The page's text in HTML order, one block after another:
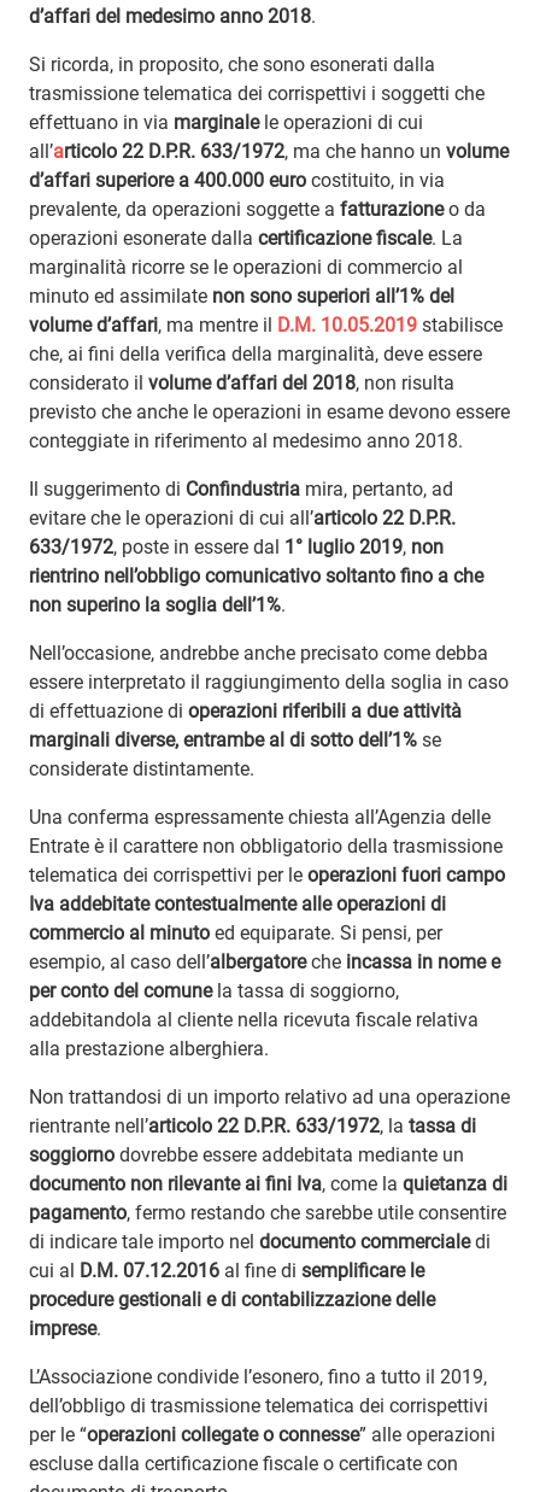
d’affari del medesimo anno 2018.
Si ricorda, in proposito, che sono esonerati dalla
trasmissione telematica dei corrispettivi i soggetti che
effettuano in via marginalele operazioni di cui
all’articolo 22 D.P.R. 633/1972, ma che hanno un volume
d’affari superiore a 400.000 euro costituito, in via
prevalente, da operazioni soggette a fatturazioneo da
operazioni esonerate dalla certificazione fiscale. La
marginalità ricorre se le operazioni di commercio al
minuto ed assimilate non sono superiori all’1% del
volume d’affari, ma mentre il D.M. 10.05.2019 stabilisce
che, ai fini della verifica della marginalità, deve essere
considerato il volume d’affari del 2018, non risulta
previsto che anche le operazioni in esame devono essere
conteggiate in riferimento al medesimo anno 2018.
Il suggerimento di Confindustria mira, pertanto, ad
evitare che le operazioni di cui all’articolo 22 D.P.R.
633/1972, poste in essere dal 1° luglio 2019, non
rientrino nell’obbligo comunicativo soltanto fino a che
non superino la soglia dell’1%.
Nell’occasione, andrebbe anche precisato come debba
essere interpretato il raggiungimento della soglia in caso
di effettuazione di operazioni riferibili a due attività
marginali diverse, entrambe al di sotto dell’1% se
considerate distintamente.
Una conferma espressamente chiesta all’Agenzia delle
Entrate è il carattere non obbligatorio della trasmissione
telematica dei corrispettivi per le operazioni fuori campo
Iva addebitate contestualmente alle operazioni di
commercio al minuto ed equiparate. Si pensi, per
esempio, al caso dell’albergatoreche incassa in nome e
per conto del comunela tassa di soggiorno,
addebitandola al cliente nella ricevuta fiscale relativa
alla prestazione alberghiera.
Non trattandosi di un importo relativo ad una operazione
rientrante nell’articolo 22 D.P.R. 633/1972, la tassa di
soggiorno dovrebbe essere addebitata mediante un
documento non rilevante ai fini Iva, come la quietanza di
pagamento, fermo restando che sarebbe utile consentire
di indicare tale importo nel documento commercialedi
cui al D.M. 07.12.2016 al fine di semplificare le
procedure gestionali e di contabilizzazione delle
imprese.
L’Associazione condivide l’esonero, fino a tutto il 2019,
dell’obbligo di trasmissione telematica dei corrispettivi
per le “operazioni collegate o connesse” alle operazioni
escluse dalla certificazione fiscale o certificate con